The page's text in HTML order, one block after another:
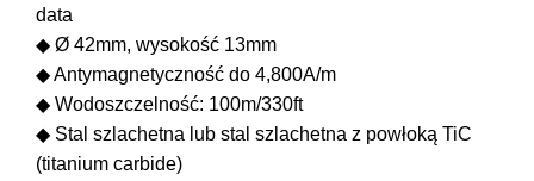
data
◆ Ø 42mm, wysokość 13mm
◆ Antymagnetyczność do 4,800A/m
◆ Wodoszczelność: 100m/330ft
◆ Stal szlachetna lub stal szlachetna z powłoką TiC
(titanium carbide)